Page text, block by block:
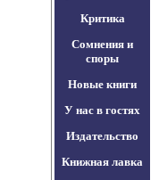
Критика
Сомнения и
споры
Новые книги
У нас в гостях
Издательство
Книжная лавка